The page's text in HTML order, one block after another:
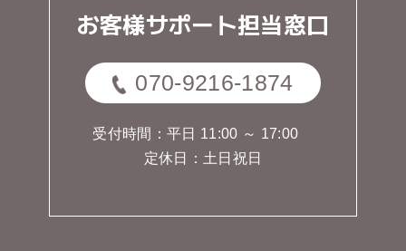
お客様サポート担当窓口
070-9216-1874
受付時間：平日 11:00 ～ 17:00
定休日：土日祝日